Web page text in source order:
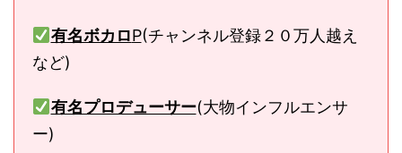
有名ボカロP(チャンネル登録２０万人越え
など)
有名プロデューサー(大物インフルエンサ
ー)